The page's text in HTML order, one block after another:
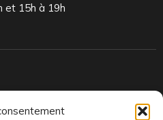
et 15h à 19h
dont des vinyles rares et exclusifs.